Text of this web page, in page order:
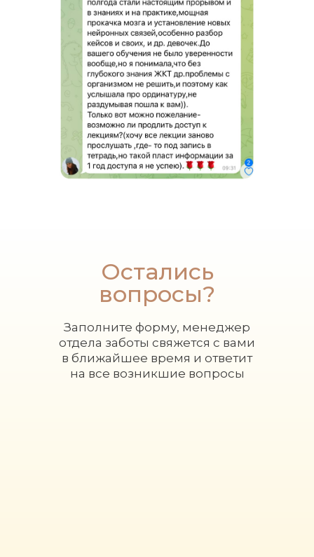
Заполните форму, менеджер
отдела заботы свяжется с вами
в ближайшее время и ответит
на все возникшие вопросы
Остались
вопросы?